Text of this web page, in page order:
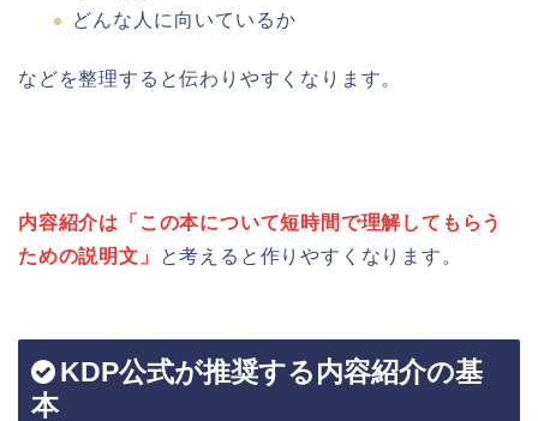
どんな人に向いているか
などを整理すると伝わりやすくなります。
内容紹介は「この本について短時間で理解してもらう
ための説明文」
と考えると作りやすくなります。
KDP公式が推奨する内容紹介の基
本